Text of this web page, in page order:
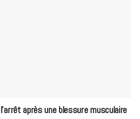
après une blessure musculaire